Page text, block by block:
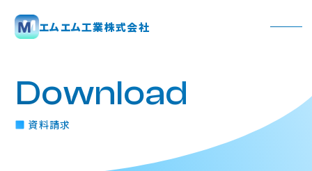
エムエム工業株式会社
Download
資料請求